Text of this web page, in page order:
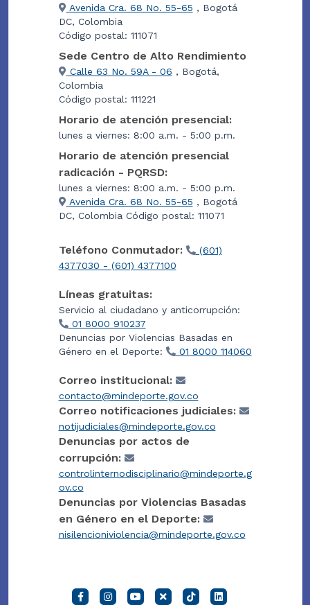
Avenida Cra. 68 No. 55-65 , Bogotá
DC, Colombia
Código postal: 111071
Sede Centro de Alto Rendimiento
Calle 63 No. 59A - 06 , Bogotá,
Colombia
Código postal: 111221
Horario de atención presencial:
lunes a viernes: 8:00 a.m. - 5:00 p.m.
Horario de atención presencial
radicación - PQRSD:
lunes a viernes: 8:00 a.m. - 5:00 p.m.
Avenida Cra. 68 No. 55-65 , Bogotá
DC, Colombia Código postal: 111071
Teléfono Conmutador:
(601)
4377030 - (601) 4377100
Líneas gratuitas:
Servicio al ciudadano y anticorrupción:
01 8000 910237
Denuncias por Violencias Basadas en
Género en el Deporte:
01 8000 114060
Correo institucional:
contacto@mindeporte.gov.co
Correo notificaciones judiciales:
notijudiciales@mindeporte.gov.co
Denuncias por actos de
corrupción:
controlinternodisciplinario@mindeporte.g
ov.co
Denuncias por Violencias Basadas
en Género en el Deporte:
nisilencioniviolencia@mindeporte.gov.co